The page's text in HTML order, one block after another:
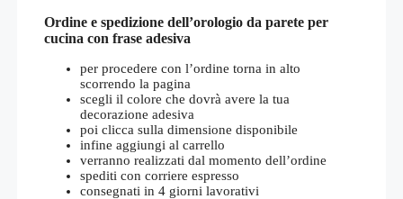
Ordine e spedizione dell’orologio da parete per
cucina con frase adesiva
per procedere con l’ordine torna in alto
scorrendo la pagina
scegli il colore che dovrà avere la tua
decorazione adesiva
poi clicca sulla dimensione disponibile
infine aggiungi al carrello
verranno realizzati dal momento dell’ordine
spediti con corriere espresso
consegnati in 4 giorni lavorativi